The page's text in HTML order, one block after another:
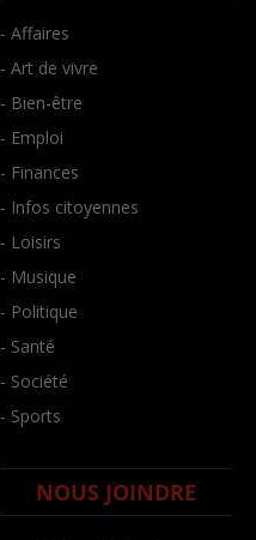
- Affaires
- Art de vivre
- Bien-être
- Emploi
- Finances
- Infos citoyennes
- Loisirs
- Musique
- Politique
- Santé
- Société
- Sports
NOUS JOINDRE